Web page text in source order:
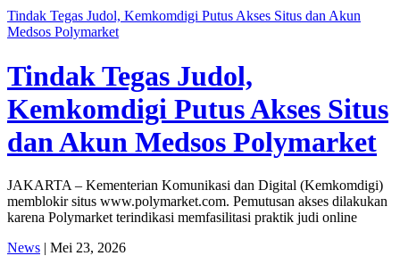
Tindak Tegas Judol, Kemkomdigi Putus Akses Situs dan Akun
Medsos Polymarket
Tindak Tegas Judol,
Kemkomdigi Putus Akses Situs
dan Akun Medsos Polymarket
JAKARTA – Kementerian Komunikasi dan Digital (Kemkomdigi)
memblokir situs www.polymarket.com. Pemutusan akses dilakukan
karena Polymarket terindikasi memfasilitasi praktik judi online
News | Mei 23, 2026